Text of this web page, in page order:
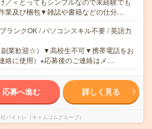
業及び梱包▼雑誌や書籍などの仕分…
ランクOK / パソコンスキル不要 / 英語力
業歓迎☆）▼高校生不可▼携帯電話をお
絡に使用）※応募後のご連絡はメ…
応募へ進む 詳しく見る
バイトレ（キャムコムグループ）